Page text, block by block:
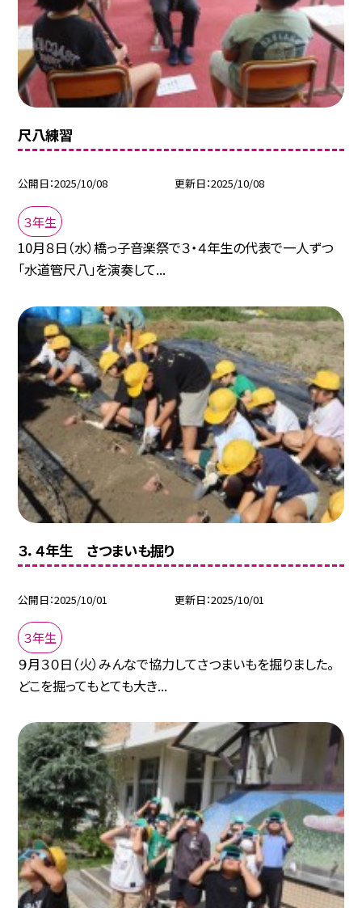
尺八練習
公開日 2025/10/08 更新日 2025/10/08
３年生
10月８日（水）橋っ子音楽祭で３・４年生の代表で一人ずつ
「水道管尺八」を演奏して...
３．４年生 さつまいも掘り
公開日 2025/10/01 更新日 2025/10/01
３年生
９月３０日（火）みんなで協力してさつまいもを掘りました。
どこを掘ってもとても大き...